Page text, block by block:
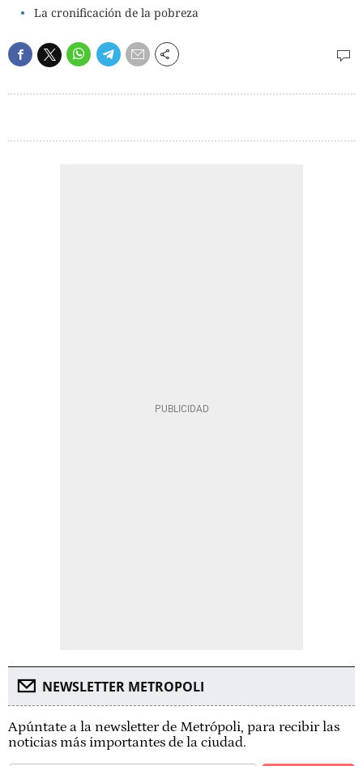
La cronificación de la pobreza
NEWSLETTER METROPOLI
Apúntate a la newsletter de Metrópoli, para recibir las
noticias más importantes de la ciudad.